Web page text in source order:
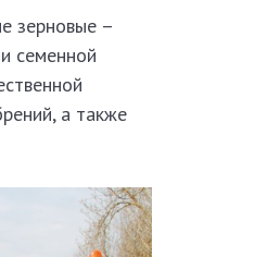
зерновые –
семенной
а также